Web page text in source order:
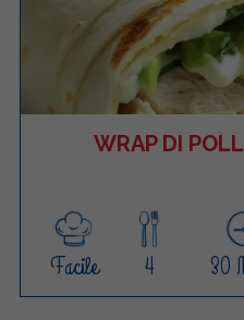
WRAP DI
Facile 4 30